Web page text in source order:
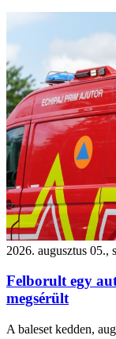
2026. augusztus 05.,
Felborult egy
megsérült
A baleset kedden,